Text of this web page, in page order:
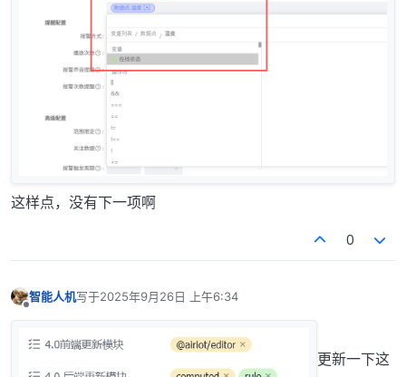
这样点，没有下一项啊
0
智能人机写于2025年9月26日 上午6:34
最后由 编辑
更新一下这